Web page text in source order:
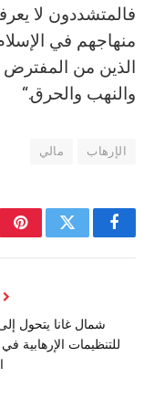
فالمتشددون لا
منهاجهم في
الذين من المفترض
والنهب والحرق.“
الإرهاب مالي
فيسبوكتويتر
شمال غانا يتحول
للتنظيمات الإرهابية